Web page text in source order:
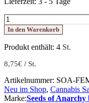
Spritzade
Menge
In den Warenkorb
Produkt enthält: 4 St.
8,75€ / St.
Artikelnummer: SOA-
Neu im Shop, Cannabis
Marke:Seeds of Anarchy